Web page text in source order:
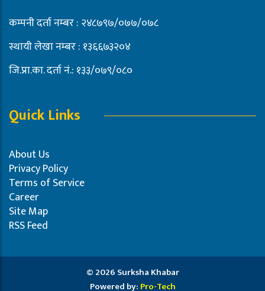
कम्पनी दर्ता नम्बर : २४८७९७/०७७/०७८
स्थायी लेखा नम्बर : १३६६७३२०४
जि.प्रा.का. दर्ता नं.: १३३/०७९/०८०
Quick Links
About Us
Privacy Policy
Terms of Service
Career
Site Map
RSS Feed
© 2026 Surksha Khabar
Powered by: Pro-Tech